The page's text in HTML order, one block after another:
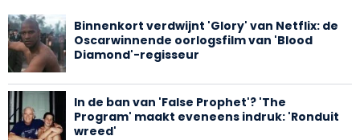
Binnenkort verdwijnt 'Glory' van Netflix: de
Oscarwinnende oorlogsfilm van 'Blood
Diamond'-regisseur
In de ban van 'False Prophet'? 'The
Program' maakt eveneens indruk: 'Ronduit
wreed'